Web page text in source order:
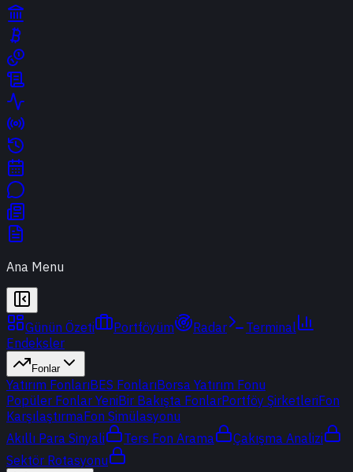
Ana Menu
Günün Özeti Portföyüm Radar
Terminal
Endeksler
Fonlar
Yatırım FonlarıBES FonlarıBorsa Yatırım Fonu
Popüler Fonlar YeniBir Bakışta FonlarPortföy ŞirketleriFon
KarşılaştırmaFon Simülasyonu
Akıllı Para Sinyali
Ters Fon Arama
Çakışma Analizi
Sektör Rotasyonu